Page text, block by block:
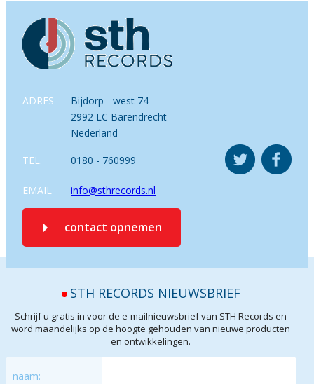
ADRES
Bijdorp - west 74
2992 LC Barendrecht
Nederland
TEL. 0180 - 760999
EMAIL info@sthrecords.nl
contact opnemen
STH RECORDS NIEUWSBRIEF
Schrijf u gratis in voor de e-mailnieuwsbrief van STH Records en
word maandelijks op de hoogte gehouden van nieuwe producten
en ontwikkelingen.
naam: